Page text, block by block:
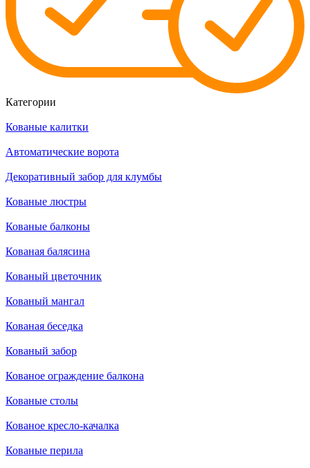
Категории
Кованые калитки
Автоматические ворота
Декоративный забор для клумбы
Кованые люстры
Кованые балконы
Кованая балясина
Кованый цветочник
Кованый мангал
Кованая беседка
Кованый забор
Кованое ограждение балкона
Кованые столы
Кованое кресло-качалка
Кованые перила